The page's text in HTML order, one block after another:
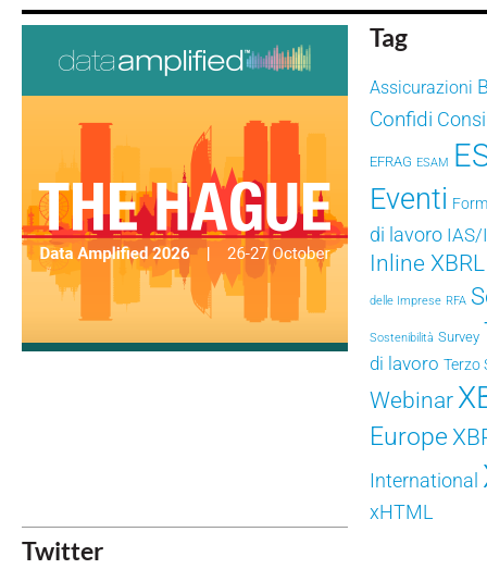
Tag
Assicurazioni
Confidi
EFRAG ESAM
Eventi
di lavoro IAS/
Inline XBRL
delle Imprese RFA
Sostenibilità Survey
di lavoro Terzo
Webinar
Europe
International
xHTML
Twitter